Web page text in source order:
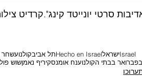
סרטי יונייטד קינג".קרדיט
IsraelישראלHecho en Israelתל אביבקולנועשחר
נח אומנסקיריף נאמןשוש